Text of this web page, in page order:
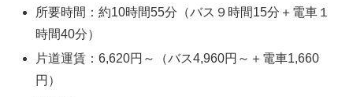
所要時間：約10時間55分（バス９時間15分＋電車１
時間40分）
片道運賃：6,620円～（バス4,960円～＋電車1,660
円）